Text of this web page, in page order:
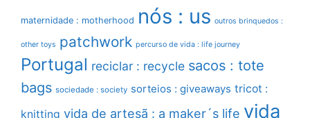
maternidade : motherhood nós : us outros brinquedos :
other toys patchwork percurso de vida : life journey
Portugal reciclar : recycle sacos : tote
bags sociedade : society sorteios : giveaways tricot :
knitting vida de artesã : a maker´s life vida